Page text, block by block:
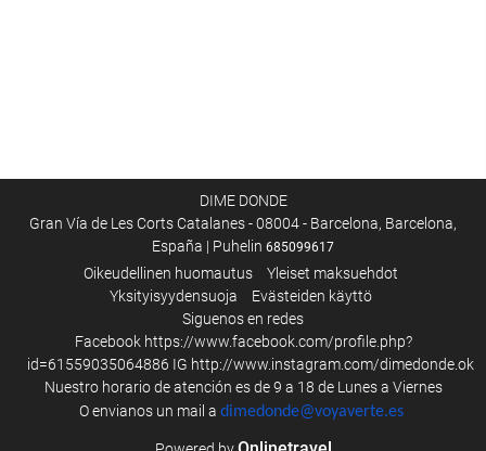
Vastaanottopalvelut
Matkatavarasäilytys
Kassakaappi
Rahanvaihto
Retkipalvelu
Palvelut
DIME DONDE
Gran Vía de Les Corts Catalanes - 08004 - Barcelona, Barcelona,
España | Puhelin 685099617
Oikeudellinen huomautus
Yleiset maksuehdot
Yksityisyydensuoja
Evästeiden käyttö
Siguenos en redes
Facebook https://www.facebook.com/profile.php?
id=61559035064886 IG http://www.instagram.com/dimedonde.ok
Nuestro horario de atención es de 9 a 18 de Lunes a Viernes
O envianos un mail a dimedonde@voyaverte.es